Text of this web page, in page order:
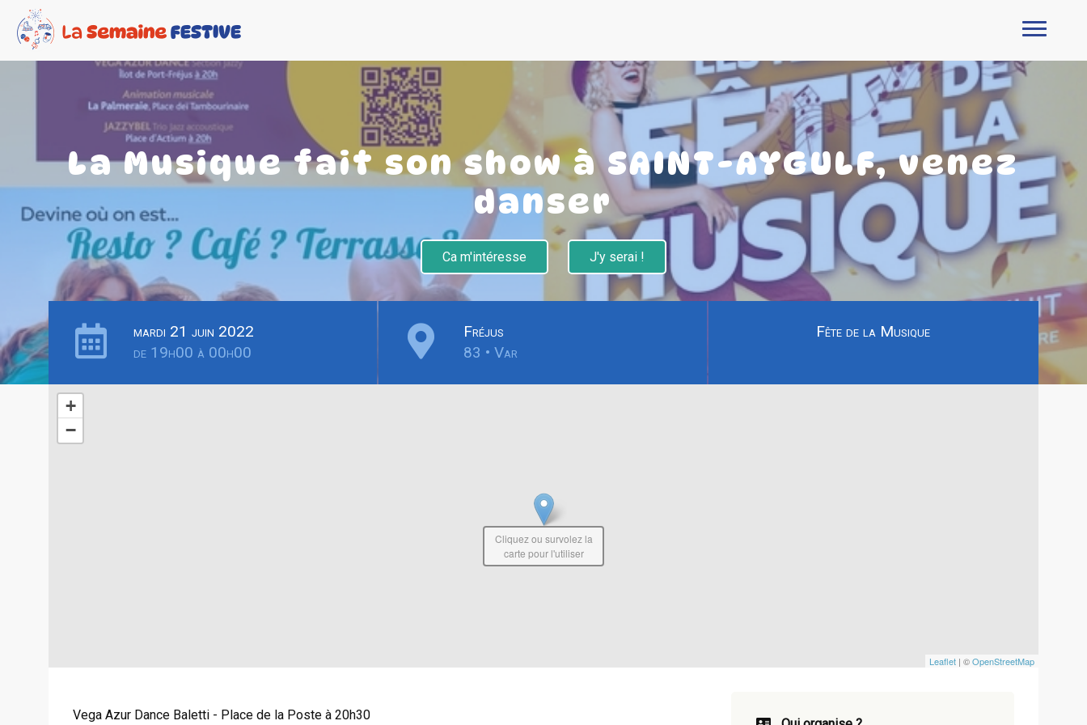
La Musique fait son show à SAINT-AYGULF, venez
danser
Ca m'intéresse J'y serai !
mardi 21 juin 2022
de 19h00 à 00h00
Fréjus
83 • Var
Fête de la Musique
+
−
Leaflet | ©OpenStreetMap
Cliquez ou survolez la
carte pour l'utiliser
Vega Azur Dance Baletti - Place de la Poste à 20h30